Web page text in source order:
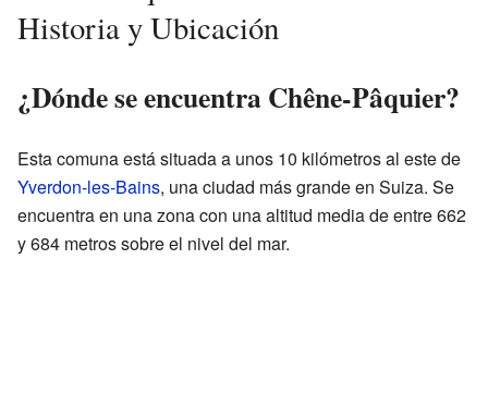
Historia y Ubicación
¿Dónde se encuentra Chêne-Pâquier?
Esta comuna está situada a unos 10 kilómetros al este de
Yverdon-les-Bains, una ciudad más grande en Suiza. Se
encuentra en una zona con una altitud media de entre 662
y 684 metros sobre el nivel del mar.